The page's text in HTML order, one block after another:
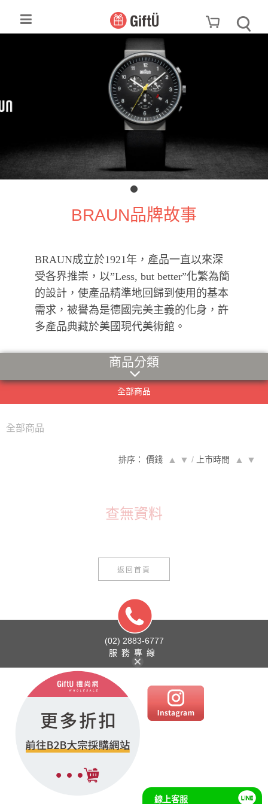
BRAUN品牌故事
BRAUN成立於1921年，產品一直以來深
受各界推崇，以”Less, but better”化繁為簡
的設計，使產品精準地回歸到使用的基本
需求，被譽為是德國完美主義的化身，許
多產品典藏於美國現代美術館。
商品分類
全部商品
全部商品
排序： 價錢 ▲ ▼ / 上市時間 ▲ ▼
查無資料
返回首頁
(02) 2883-6777
服務專線
線上客服